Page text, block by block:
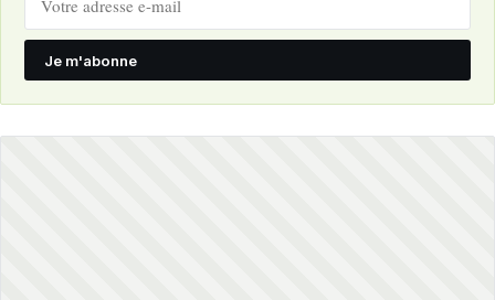
Je m'abonne